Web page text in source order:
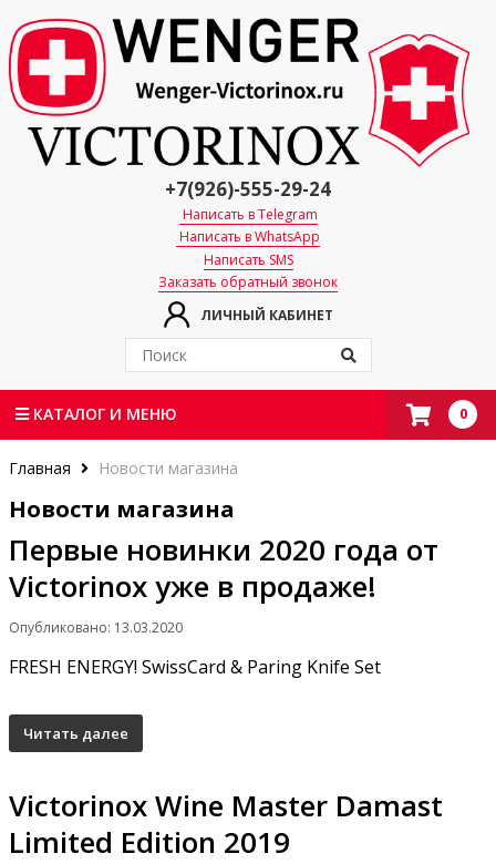
ЛИЧНЫЙ КАБИНЕТ
+7(926)-555-29-24
Написать в Telegram
Написать в WhatsApp
Написать SMS
Заказать обратный звонок
КАТАЛОГ И МЕНЮ 0
Главная Новости магазина
Новости магазина
Первые новинки 2020 года от
Victorinox уже в продаже!
Опубликовано: 13.03.2020
FRESH ENERGY! SwissCard & Paring Knife Set
Читать далее
Victorinox Wine Master Damast
Limited Edition 2019